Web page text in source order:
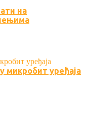
на
микробит уређаја